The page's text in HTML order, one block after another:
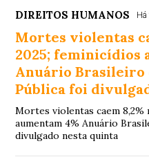
DIREITOS HUMANOS
Mortes violentas
2025; feminicídios
Anuário Brasileiro
Pública foi
Mortes violentas caem 8,2%
aumentam 4% Anuário
divulgado nesta quinta